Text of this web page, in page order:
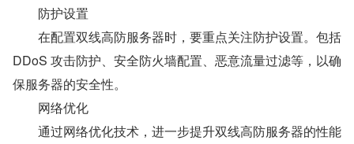
防护设置
在配置双线高防服务器时，要重点关注防护设置。包括
DDoS 攻击防护、安全防火墙配置、恶意流量过滤等，以确
保服务器的安全性。
网络优化
通过网络优化技术，进一步提升双线高防服务器的性能